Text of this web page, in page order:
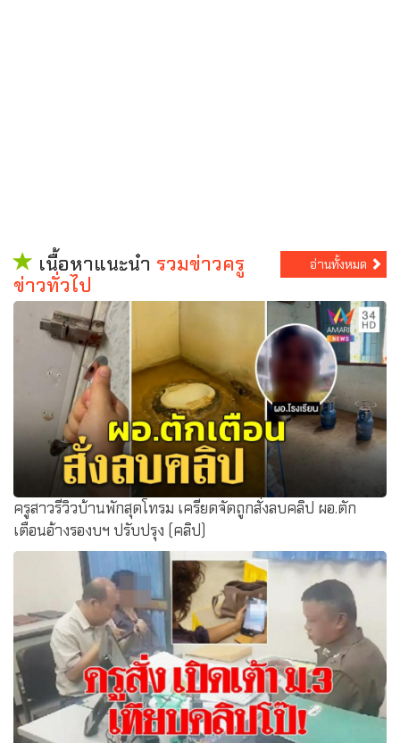
เนื้อหาแนะนำ รวมข่าวครู
ข่าวทั่วไป
อ่านทั้งหมด
ครูสาวรีวิวบ้านพักสุดโทรม เครียดจัดถูกสั่งลบคลิป ผอ.ตัก
เตือนอ้างรองบฯ ปรับปรุง (คลิป)